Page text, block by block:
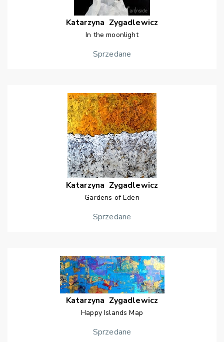
Katarzyna Zygadlewicz
In the moonlight
Sprzedane
Katarzyna Zygadlewicz
Gardens of Eden
Sprzedane
Katarzyna Zygadlewicz
Happy Islands Map
Sprzedane